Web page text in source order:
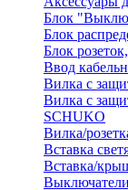
Блок
Блок
Блок
Ввод
Вилка с
Вилка с
SCHUKO
Вилка/
Вставка
Вставка/